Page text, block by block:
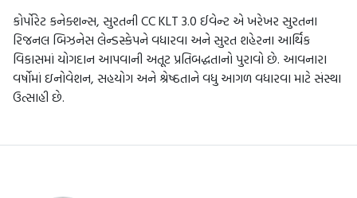
કોર્પોરેટ કનેક્શન્સ, સુરતની CC KLT 3.0 ઈવેન્ટ એ ખરેખર સુરતના
રિજનલ બિઝનેસ લેન્ડસ્કેપને વધારવા અને સુરત શહેરના આર્થિક
વિકાસમાં યોગદાન આપવાની અતૂટ પ્રતિબદ્ધતાનો પુરાવો છે. આવનારા
વર્ષોમાં ઇનોવેશન, સહયોગ અને શ્રેષ્ઠતાને વધુ આગળ વધારવા માટે સંસ્થા
ઉત્સાહી છે.